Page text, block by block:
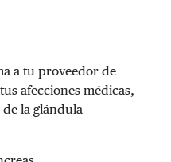
a tu proveedor de
afecciones médicas,
la glándula